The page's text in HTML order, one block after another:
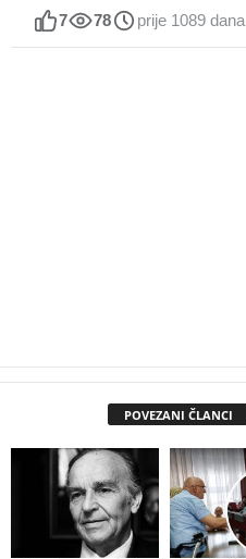
7 78 prije 1089 dana
POVEZANI ČLANCI